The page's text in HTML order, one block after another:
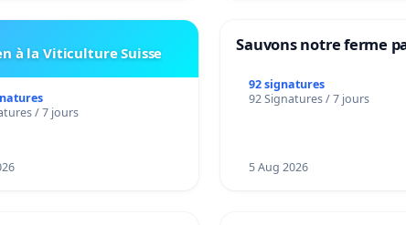
à la Viticulture Suisse
/ 7 jours
Sauvons notre ferme
92 signatures
92 Signatures / 7 jours
5 Aug 2026